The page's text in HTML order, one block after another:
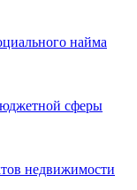
найма
сферы
недвижимости